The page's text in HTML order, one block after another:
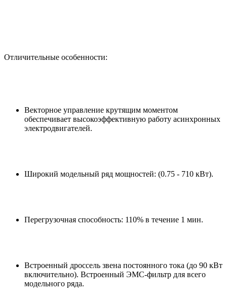
Отличительные особенности:
Векторное управление крутящим моментом
обеспечивает высокоэффективную работу асинхронных
электродвигателей.
Широкий модельный ряд мощностей: (0.75 - 710 кВт).
Перегрузочная способность: 110% в течение 1 мин.
Встроенный дроссель звена постоянного тока (до 90 кВт
включительно). Встроенный ЭМС-фильтр для всего
модельного ряда.